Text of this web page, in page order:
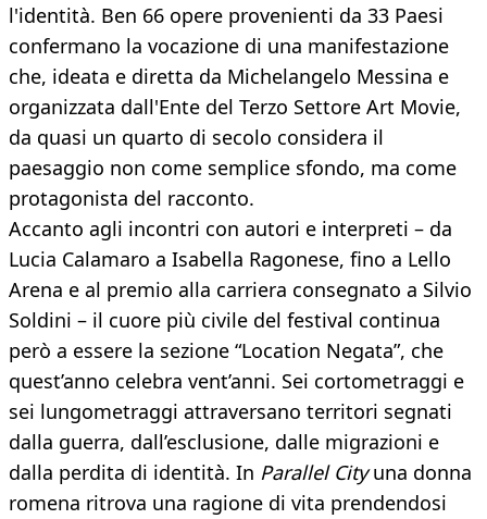
l'identità. Ben 66 opere provenienti da 33 Paesi
confermano la vocazione di una manifestazione
che, ideata e diretta da Michelangelo Messina e
organizzata dall'Ente del Terzo Settore Art Movie,
da quasi un quarto di secolo considera il
paesaggio non come semplice sfondo, ma come
protagonista del racconto.
Accanto agli incontri con autori e interpreti – da
Lucia Calamaro a Isabella Ragonese, fino a Lello
Arena e al premio alla carriera consegnato a Silvio
Soldini – il cuore più civile del festival continua
però a essere la sezione “Location Negata”, che
quest’anno celebra vent’anni. Sei cortometraggi e
sei lungometraggi attraversano territori segnati
dalla guerra, dall’esclusione, dalle migrazioni e
dalla perdita di identità. In Parallel Cityuna donna
romena ritrova una ragione di vita prendendosi